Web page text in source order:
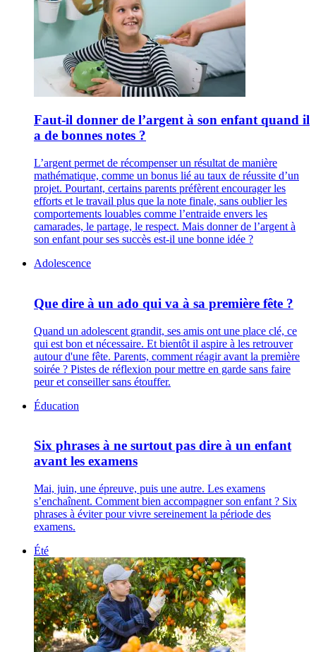
Faut-il donner de l’argent à son enfant quand il
a de bonnes notes ?
L’argent permet de récompenser un résultat de manière
mathématique, comme un bonus lié au taux de réussite d’un
projet. Pourtant, certains parents préfèrent encourager les
efforts et le travail plus que la note finale, sans oublier les
comportements louables comme l’entraide envers les
camarades, le partage, le respect. Mais donner de l’argent à
son enfant pour ses succès est-il une bonne idée ?
Adolescence
Que dire à un ado qui va à sa première fête ?
Quand un adolescent grandit, ses amis ont une place clé, ce
qui est bon et nécessaire. Et bientôt il aspire à les retrouver
autour d'une fête. Parents, comment réagir avant la première
soirée ? Pistes de réflexion pour mettre en garde sans faire
peur et conseiller sans étouffer.
Éducation
Six phrases à ne surtout pas dire à un enfant
avant les examens
Mai, juin, une épreuve, puis une autre. Les examens
s’enchaînent. Comment bien accompagner son enfant ? Six
phrases à éviter pour vivre sereinement la période des
examens.
Été